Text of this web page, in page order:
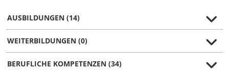
AUSBILDUNGEN (14)
WEITERBILDUNGEN (0)
BERUFLICHE KOMPETENZEN (34)